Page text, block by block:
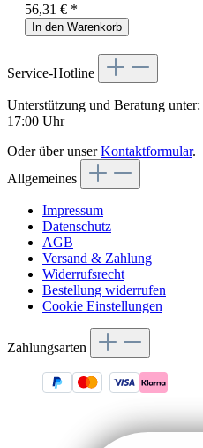
56,31 € *
In den Warenkorb
Service-Hotline
Unterstützung und Beratung unter:
17:00 Uhr
Oder über unserKontaktformular.
Allgemeines
Impressum
Datenschutz
AGB
Versand & Zahlung
Widerrufsrecht
Bestellung widerrufen
Cookie Einstellungen
Zahlungsarten